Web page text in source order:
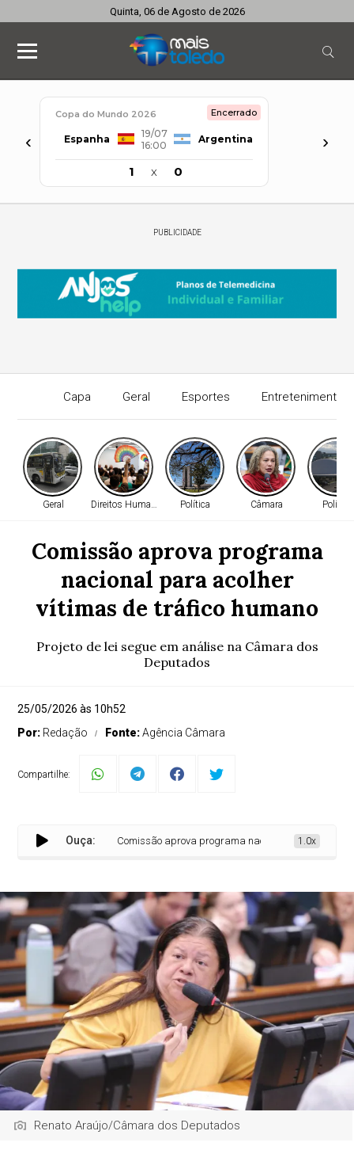
Quinta, 06 de Agosto de 2026
‹
Copa do Mundo 2026 Encerrado
Espanha
19/07
16:00
Argentina
1 x 0
›
PUBLICIDADE
Capa Geral Esportes Entretenimento
Geral Direitos Humanos Política Câmara Política
Comissão aprova programa
nacional para acolher
vítimas de tráfico humano
Projeto de lei segue em análise na Câmara dos
Deputados
25/05/2026 às 10h52
Por: Redação Fonte:Agência Câmara
Compartilhe:
Ouça:Comissão aprova programa nacional para acolher
1.0x
Renato Araújo/Câmara dos Deputados